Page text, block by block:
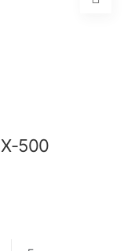
500